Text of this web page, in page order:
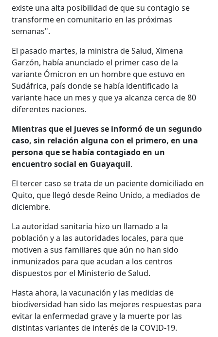
existe una alta posibilidad de que su contagio se
transforme en comunitario en las próximas
semanas".
El pasado martes, la ministra de Salud, Ximena
Garzón, había anunciado el primer caso de la
variante Ómicron en un hombre que estuvo en
Sudáfrica, país donde se había identificado la
variante hace un mes y que ya alcanza cerca de 80
diferentes naciones.
Mientras que el jueves se informó de un segundo
caso, sin relación alguna con el primero, en una
persona que se había contagiado en un
encuentro social en Guayaquil.
El tercer caso se trata de un paciente domiciliado en
Quito, que llegó desde Reino Unido, a mediados de
diciembre.
La autoridad sanitaria hizo un llamado a la
población y a las autoridades locales, para que
motiven a sus familiares que aún no han sido
inmunizados para que acudan a los centros
dispuestos por el Ministerio de Salud.
Hasta ahora, la vacunación y las medidas de
biodiversidad han sido las mejores respuestas para
evitar la enfermedad grave y la muerte por las
distintas variantes de interés de la COVID-19.